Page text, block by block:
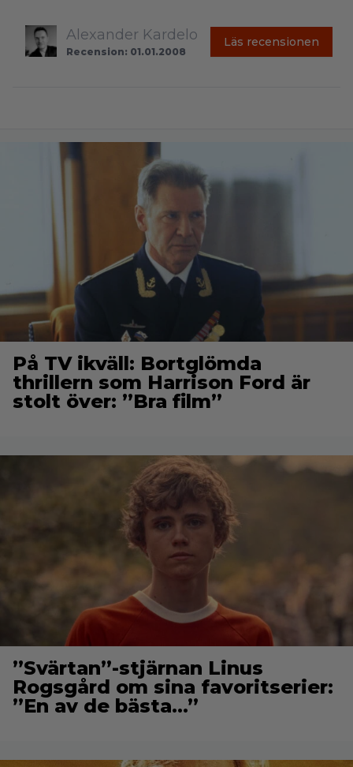
Alexander Kardelo
Recension: 01.01.2008
Läs recensionen
På TV ikväll: Bortglömda
thrillern som Harrison Ford är
stolt över: ”Bra film”
”Svärtan”-stjärnan Linus
Rogsgård om sina favoritserier:
”En av de bästa…”